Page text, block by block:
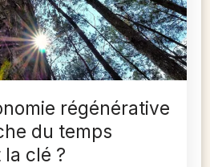
régénérative
du temps
clé ?